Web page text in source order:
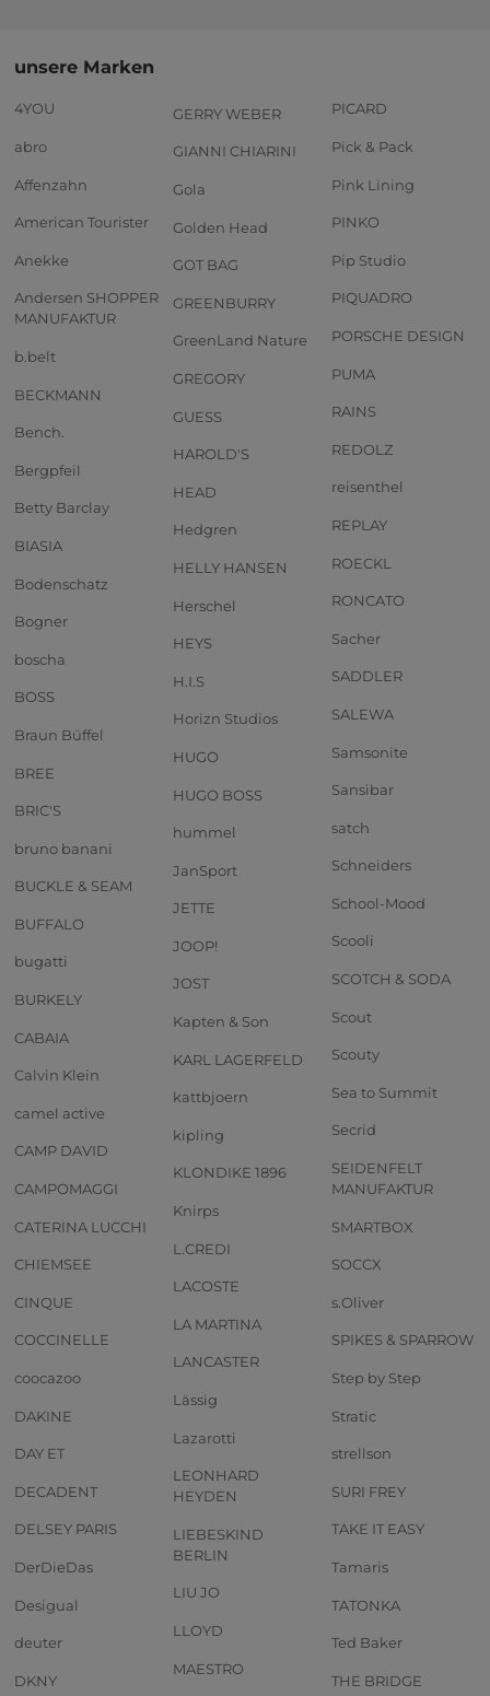
unsere Marken
4YOU
abro
Affenzahn
American Tourister
Anekke
Andersen SHOPPER
MANUFAKTUR
b.belt
BECKMANN
Bench.
Bergpfeil
Betty Barclay
BIASIA
Bodenschatz
Bogner
boscha
BOSS
Braun Büffel
BREE
BRIC'S
bruno banani
BUCKLE & SEAM
BUFFALO
bugatti
BURKELY
CABAIA
Calvin Klein
camel active
CAMP DAVID
CAMPOMAGGI
CATERINA LUCCHI
CHIEMSEE
CINQUE
COCCINELLE
coocazoo
DAKINE
DAY ET
DECADENT
DELSEY PARIS
DerDieDas
Desigual
deuter
DKNY
GERRY WEBER
GIANNI CHIARINI
Gola
Golden Head
GOT BAG
GREENBURRY
GreenLand Nature
GREGORY
GUESS
HAROLD'S
HEAD
Hedgren
HELLY HANSEN
Herschel
HEYS
H.I.S
Horizn Studios
HUGO
HUGO BOSS
hummel
JanSport
JETTE
JOOP!
JOST
Kapten & Son
KARL LAGERFELD
kattbjoern
kipling
KLONDIKE 1896
Knirps
L.CREDI
LACOSTE
LA MARTINA
LANCASTER
Lässig
Lazarotti
LEONHARD
HEYDEN
LIEBESKIND
BERLIN
LIU JO
LLOYD
MAESTRO
PICARD
Pick & Pack
Pink Lining
PINKO
Pip Studio
PIQUADRO
PORSCHE DESIGN
PUMA
RAINS
REDOLZ
reisenthel
REPLAY
ROECKL
RONCATO
Sacher
SADDLER
SALEWA
Samsonite
Sansibar
satch
Schneiders
School-Mood
Scooli
SCOTCH & SODA
Scout
Scouty
Sea to Summit
Secrid
SEIDENFELT
MANUFAKTUR
SMARTBOX
SOCCX
s.Oliver
SPIKES & SPARROW
Step by Step
Stratic
strellson
SURI FREY
TAKE IT EASY
Tamaris
TATONKA
Ted Baker
THE BRIDGE